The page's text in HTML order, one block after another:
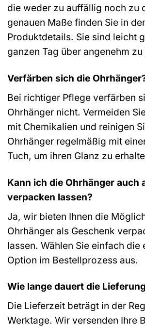
die weder zu auffällig noch zu
genauen Maße finden Sie in
Produktdetails. Sie sind leicht
ganzen Tag über angenehm zu
Verfärben sich die
Bei richtiger Pflege verfärben
Ohrhänger nicht. Vermeiden
mit Chemikalien und reinigen
Ohrhänger regelmäßig mit
Tuch, um ihren Glanz zu
Kann ich die Ohrhänger auch
verpacken lassen?
Ja, wir bieten Ihnen die
Ohrhänger als Geschenk
lassen. Wählen Sie einfach die
Option im Bestellprozess aus.
Wie lange dauert die
Die Lieferzeit beträgt in der
Werktage. Wir versenden Ihre